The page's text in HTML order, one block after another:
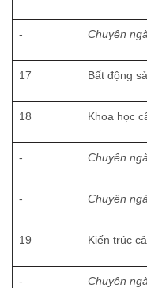
- Chuyên
17 Bất động
18 Khoa học
- Chuyên
- Chuyên
19 Kiến trúc
- Chuyên